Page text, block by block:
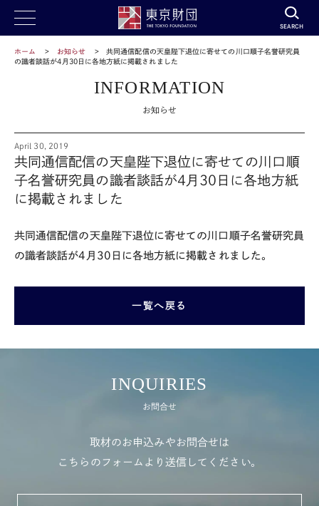
SEARCH
ホーム お知らせ
共同通信配信の天皇陛下退位に寄せての川口順子名誉研究員
の識者談話が4月30日に各地方紙に掲載されました
INFORMATION
お知らせ
April 30, 2019
共同通信配信の天皇陛下退位に寄せての川口順
子名誉研究員の識者談話が4月30日に各地方紙
に掲載されました
共同通信配信の天皇陛下退位に寄せての川口順子名誉研究員
の識者談話が4月30日に各地方紙に掲載されました。
一覧へ戻る
INQUIRIES
お問合せ
取材のお申込みやお問合せは
こちらのフォームより送信してください。